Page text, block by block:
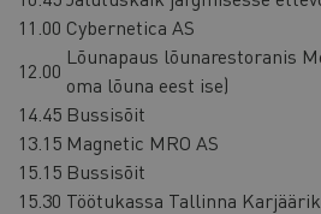
11.00 Cybernetica AS
12.00
Lõunapaus lõunarestoranis
oma lõuna eest ise)
14.45 Bussisõit
13.15 Magnetic MRO AS
15.15 Bussisõit
15.30 Töötukassa Tallinna